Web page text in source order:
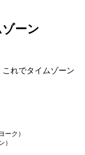
ーン
これでタイムゾーン
ク）